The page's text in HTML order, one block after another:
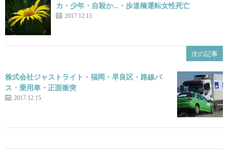
カ・少年・自殺か…・歩道橋運転女性死亡
2017.12.15
次の記事
株式会社ジャストライト・福岡・早良区・路線バ
ス・乗用車・正面衝突
2017.12.15